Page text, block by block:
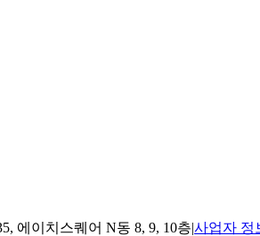
에이치스퀘어 N동 8, 9, 10층|사업자 정